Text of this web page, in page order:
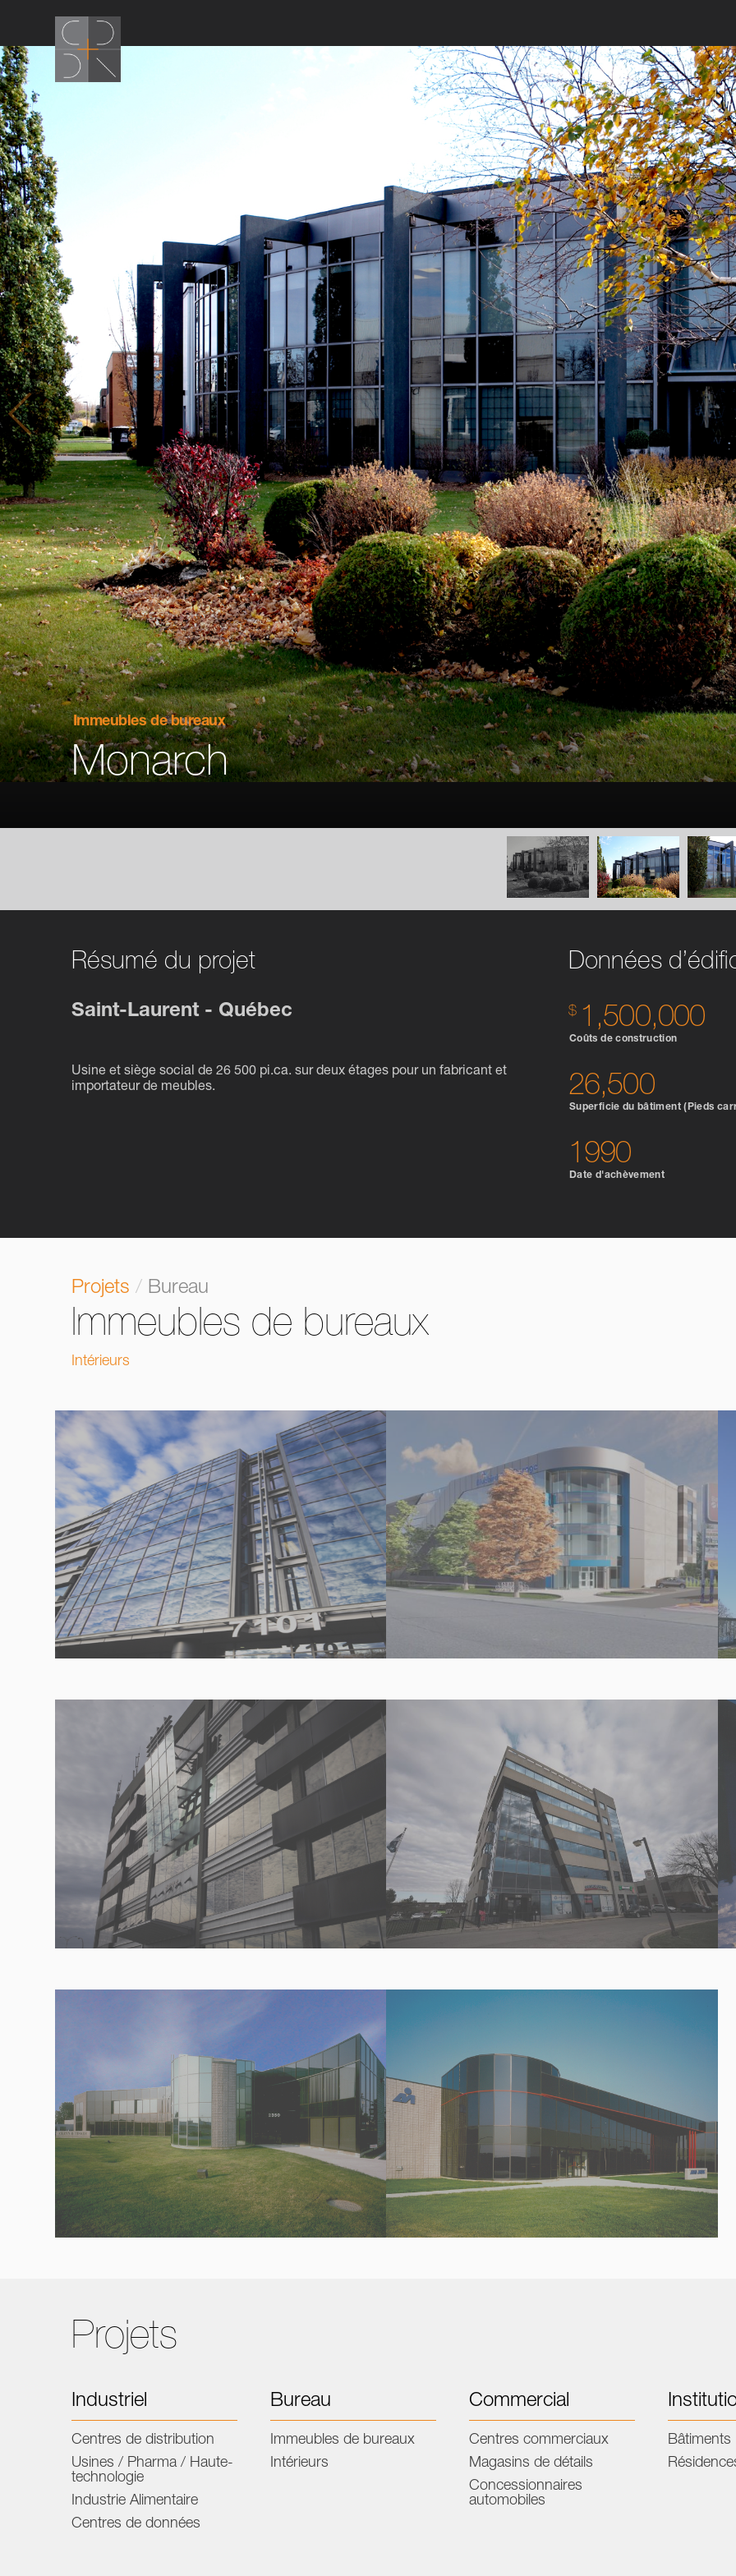
Immeubles de bureaux
Monarch
Résumé du projet
Saint-Laurent - Québec
Usine et siège social de 26 500 pi.ca. sur deux étages pour un fabricant et
importateur de meubles.
Données
1,500,000
Coûts de construction
26,500
Superficie du bâtiment (Pieds
1990
Date d'achèvement
Projets / Bureau
Immeubles de bureaux
Intérieurs
Projets
Industriel
Centres de distribution
Usines / Pharma / Haute-
technologie
Industrie Alimentaire
Centres de données
Bureau
Immeubles de bureaux
Intérieurs
Commercial
Centres commerciaux
Magasins de détails
Concessionnaires
automobiles
Bâtiments